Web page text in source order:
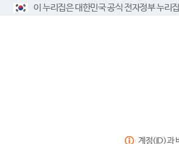
이 누리집은 대한민국 공식 전자정부 누리
계정(ID)과